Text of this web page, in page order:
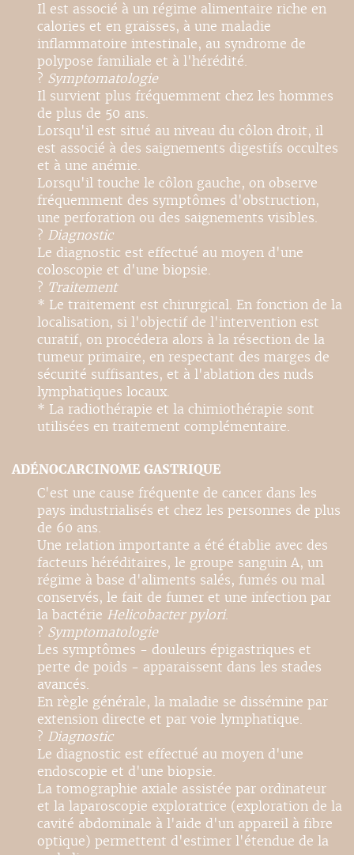
Il est associé à un régime alimentaire riche en
calories et en graisses, à une maladie
inflammatoire intestinale, au syndrome de
polypose familiale et à l'hérédité.
? Symptomatologie
Il survient plus fréquemment chez les hommes
de plus de 50 ans.
Lorsqu'il est situé au niveau du côlon droit, il
est associé à des saignements digestifs occultes
et à une anémie.
Lorsqu'il touche le côlon gauche, on observe
fréquemment des symptômes d'obstruction,
une perforation ou des saignements visibles.
? Diagnostic
Le diagnostic est effectué au moyen d'une
coloscopie et d'une biopsie.
? Traitement
* Le traitement est chirurgical. En fonction de la
localisation, si l'objectif de l'intervention est
curatif, on procédera alors à la résection de la
tumeur primaire, en respectant des marges de
sécurité suffisantes, et à l'ablation des nuds
lymphatiques locaux.
* La radiothérapie et la chimiothérapie sont
utilisées en traitement complémentaire.
ADÉNOCARCINOME GASTRIQUE
C'est une cause fréquente de cancer dans les
pays industrialisés et chez les personnes de plus
de 60 ans.
Une relation importante a été établie avec des
facteurs héréditaires, le groupe sanguin A, un
régime à base d'aliments salés, fumés ou mal
conservés, le fait de fumer et une infection par
la bactérie Helicobacter pylori.
? Symptomatologie
Les symptômes - douleurs épigastriques et
perte de poids - apparaissent dans les stades
avancés.
En règle générale, la maladie se dissémine par
extension directe et par voie lymphatique.
? Diagnostic
Le diagnostic est effectué au moyen d'une
endoscopie et d'une biopsie.
La tomographie axiale assistée par ordinateur
et la laparoscopie exploratrice (exploration de la
cavité abdominale à l'aide d'un appareil à fibre
optique) permettent d'estimer l'étendue de la